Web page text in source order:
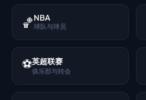
🏀NBA
球队与球员
⚽英超联赛
俱乐部与转会